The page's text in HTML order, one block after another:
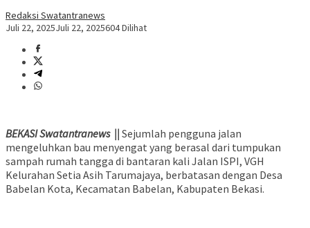
Redaksi Swatantranews
Juli 22, 2025Juli 22, 2025604 Dilihat
BEKASI Swatantranews || Sejumlah pengguna jalan
mengeluhkan bau menyengat yang berasal dari tumpukan
sampah rumah tangga di bantaran kali Jalan ISPI, VGH
Kelurahan Setia Asih Tarumajaya, berbatasan dengan Desa
Babelan Kota, Kecamatan Babelan, Kabupaten Bekasi.